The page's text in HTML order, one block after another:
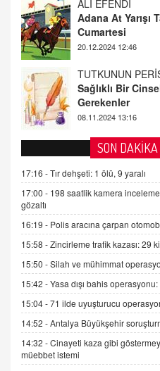
TUTKUNUN PERİSİ
Sağlıklı Bir
Gerekenler
08.11.2024 13:16
FARUK ÖNALAN
Tezkere
2 Kasım 2021 Salı 00:11
AV. DOĞAN CAN
Kişisel verilerin
gelişimi
SEHER EREK
Kış Ayları Geldi,
9.12.2025 10:11
İNCİ GÜL AKÖL
Trump Keşke
06.07.2026 13:00
ADEM AKÖL
SON
17:16 -Tır dehşeti: 1 ölü, 9 yaralı
17:00 - 198 saatlik kamera
gözaltı
16:19 - Polis aracına çarpan
15:58 -Zincirleme trafik kazası: 29
15:50 -Silah ve mühimmat
15:42 -Yasa dışı bahis
15:04 -71 ilde uyuşturucu
14:52 -Antalya Büyükşehir
14:32 -Cinayeti kaza gibi
müebbet istemi